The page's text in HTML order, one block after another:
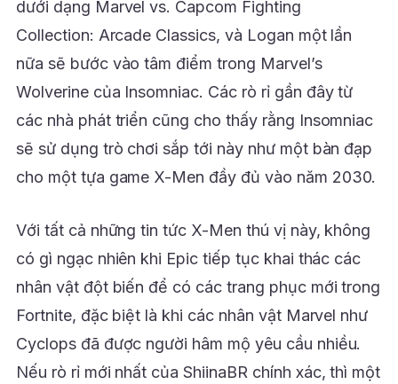
dưới dạng Marvel vs. Capcom Fighting
Collection: Arcade Classics, và Logan một lần
nữa sẽ bước vào tâm điểm trong Marvel’s
Wolverine của Insomniac. Các rò rỉ gần đây từ
các nhà phát triển cũng cho thấy rằng Insomniac
sẽ sử dụng trò chơi sắp tới này như một bàn đạp
cho một tựa game X-Men đầy đủ vào năm 2030.
Với tất cả những tin tức X-Men thú vị này, không
có gì ngạc nhiên khi Epic tiếp tục khai thác các
nhân vật đột biến để có các trang phục mới trong
Fortnite, đặc biệt là khi các nhân vật Marvel như
Cyclops đã được người hâm mộ yêu cầu nhiều.
Nếu rò rỉ mới nhất của ShiinaBR chính xác, thì một